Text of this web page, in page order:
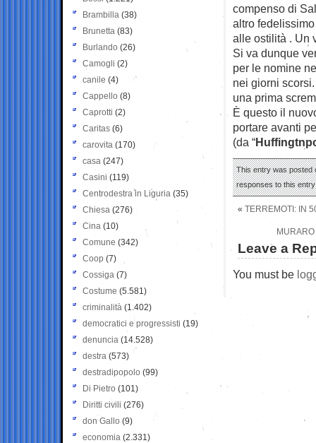
compenso di
altro
alle ostilità . Un
Si va dunque
per le nomine
nei giorni
una prima
È questo il
portare avanti
(da “
This entry was posted
responses to this
« TERREMOTI: IN
Leave a
You must be
Brambilla (38)
Brunetta (83)
Burlando (26)
Camogli (2)
canile (4)
Cappello (8)
Caprotti (2)
Caritas (6)
carovita (170)
casa (247)
Casini (119)
Centrodestra in Liguria (35)
Chiesa (276)
Cina (10)
Comune (342)
Coop (7)
Cossiga (7)
Costume (5.581)
criminalità (1.402)
democratici e progressisti (19)
denuncia (14.528)
destra (573)
destradipopolo (99)
Di Pietro (101)
Diritti civili (276)
don Gallo (9)
economia (2.331)